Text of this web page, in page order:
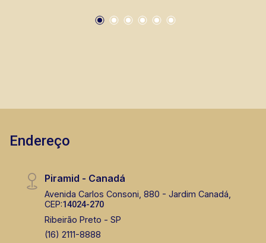
CRECI 119074 - Venda
Bráulio Alvarez
CRECI 234.175 - Venda
Endereço
Piramid - Canadá
Avenida Carlos Consoni, 880 - Jardim Canadá,
CEP:14024-270
Ribeirão Preto - SP
(16) 2111-8888